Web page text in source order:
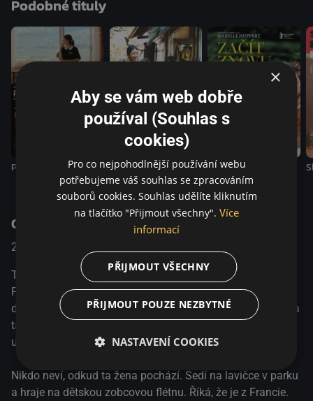
situace je pořád stejně těžká. Každý den se spoléhá na
trochu útěchy.
Podobné tituly
Ptáci a lidé Zloději Začít znovu
O pořadu
2024
Tato žena, která přišla kdoví odkud, říká, že pochází z
Francie. Seděla na lavičce v nedalekém parku a hrála na
dětskou flétnu. Neměla peníze ani prostředky na živobytí, a
tak jí poradili, aby učila francouzštinu. Tak se stala
učitelkou dvou Korejek.
Nikdo neví, odkud ta žena pochází. Sedí na lavičce v parku
a hraje na dětskou zobcovou flétnu. Říká, že je z Francie.
×
Aby se vám web dobře
používal (Souhlas s
cookies)
Pro co nejpohodlnější používání webu
potřebujeme váš souhlas se zpracováním
souborů cookies. Souhlas udělíte kliknutím
na tlačítko "Přijmout všechny". Více
informací
PŘIJMOUT VŠECHNY
PŘIJMOUT POUZE NEZBYTNÉ
NASTAVENÍ COOKIES